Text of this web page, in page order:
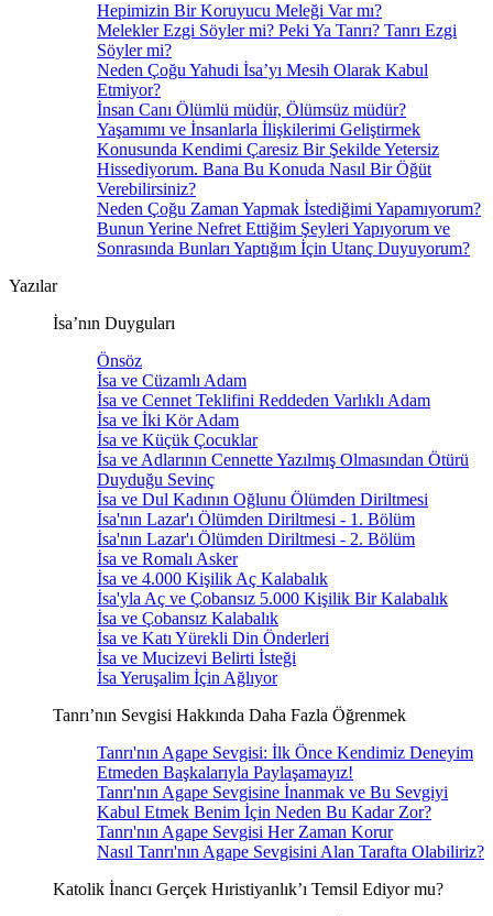
Hepimizin Bir Koruyucu Meleği Var mı?
Melekler Ezgi Söyler mi? Peki Ya Tanrı? Tanrı Ezgi
Söyler mi?
Neden Çoğu Yahudi İsa’yı Mesih Olarak Kabul
Etmiyor?
İnsan Canı Ölümlü müdür, Ölümsüz müdür?
Yaşamımı ve İnsanlarla İlişkilerimi Geliştirmek
Konusunda Kendimi Çaresiz Bir Şekilde Yetersiz
Hissediyorum. Bana Bu Konuda Nasıl Bir Öğüt
Verebilirsiniz?
Neden Çoğu Zaman Yapmak İstediğimi Yapamıyorum?
Bunun Yerine Nefret Ettiğim Şeyleri Yapıyorum ve
Sonrasında Bunları Yaptığım İçin Utanç Duyuyorum?
Yazılar
İsa’nın Duyguları
Önsöz
İsa ve Cüzamlı Adam
İsa ve Cennet Teklifini Reddeden Varlıklı Adam
İsa ve İki Kör Adam
İsa ve Küçük Çocuklar
İsa ve Adlarının Cennette Yazılmış Olmasından Ötürü
Duyduğu Sevinç
İsa ve Dul Kadının Oğlunu Ölümden Diriltmesi
İsa'nın Lazar'ı Ölümden Diriltmesi - 1. Bölüm
İsa'nın Lazar'ı Ölümden Diriltmesi - 2. Bölüm
İsa ve Romalı Asker
İsa ve 4.000 Kişilik Aç Kalabalık
İsa'yla Aç ve Çobansız 5.000 Kişilik Bir Kalabalık
İsa ve Çobansız Kalabalık
İsa ve Katı Yürekli Din Önderleri
İsa ve Mucizevi Belirti İsteği
İsa Yeruşalim İçin Ağlıyor
Tanrı’nın Sevgisi Hakkında Daha Fazla Öğrenmek
Tanrı'nın Agape Sevgisi: İlk Önce Kendimiz Deneyim
Etmeden Başkalarıyla Paylaşamayız!
Tanrı'nın Agape Sevgisine İnanmak ve Bu Sevgiyi
Kabul Etmek Benim İçin Neden Bu Kadar Zor?
Tanrı'nın Agape Sevgisi Her Zaman Korur
Nasıl Tanrı'nın Agape Sevgisini Alan Tarafta Olabiliriz?
Katolik İnancı Gerçek Hıristiyanlık’ı Temsil Ediyor mu?